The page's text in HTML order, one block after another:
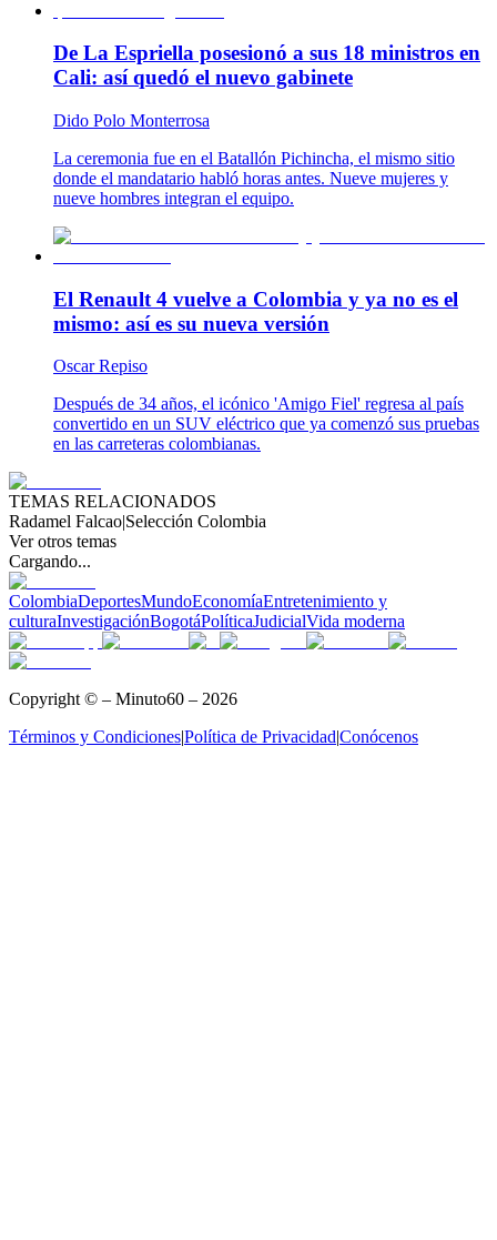
De La Espriella posesionó a sus 18 ministros en
Cali: así quedó el nuevo gabinete
Dido Polo Monterrosa
La ceremonia fue en el Batallón Pichincha, el mismo sitio
donde el mandatario habló horas antes. Nueve mujeres y
nueve hombres integran el equipo.
El Renault 4 vuelve a Colombia y ya no es el
mismo: así es su nueva versión
Oscar Repiso
Después de 34 años, el icónico 'Amigo Fiel' regresa al país
convertido en un SUV eléctrico que ya comenzó sus pruebas
en las carreteras colombianas.
TEMAS RELACIONADOS
Radamel Falcao|Selección Colombia
Ver otros temas
Cargando...
ColombiaDeportesMundoEconomíaEntretenimiento y
culturaInvestigaciónBogotáPolíticaJudicialVida moderna
Copyright © – Minuto60 – 2026
Términos y Condiciones|Política de Privacidad|Conócenos